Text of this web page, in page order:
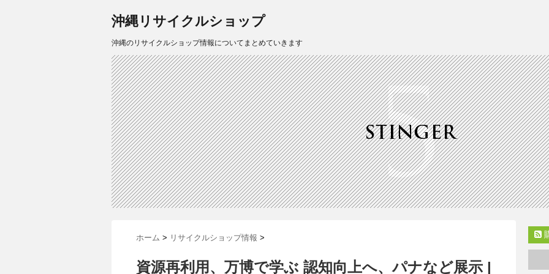
沖縄リサイクルショップ
沖縄のリサイクルショップ情報についてまとめていきます
ホーム > リサイクルショップ情報 >
資源再利用、万博で学ぶ 認知向上へ、パナなど展示 |